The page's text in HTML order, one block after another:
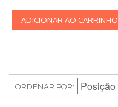
ADICIONAR AO CARRINHO
ORDENAR POR